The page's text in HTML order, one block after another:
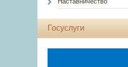
Госуслуги